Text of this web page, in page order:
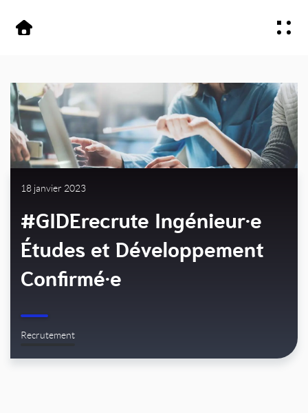
au
contenu
À propos
Contactez-nous
18 janvier 2023
#GIDErecrute Ingénieur·e
Études et Développement
Confirmé·e
Recrutement